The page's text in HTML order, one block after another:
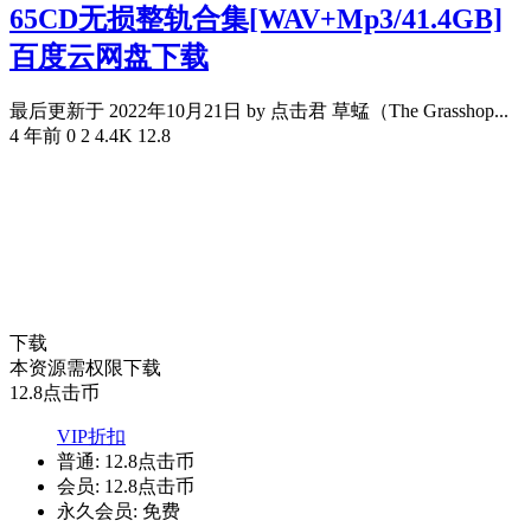
65CD无损整轨合集[WAV+Mp3/41.4GB]
百度云网盘下载
最后更新于 2022年10月21日 by 点击君 草蜢（The Grasshop...
4 年前 0 2 4.4K 12.8
下载
本资源需权限下载
12.8点击币
VIP折扣
普通: 12.8点击币
会员: 12.8点击币
永久会员: 免费